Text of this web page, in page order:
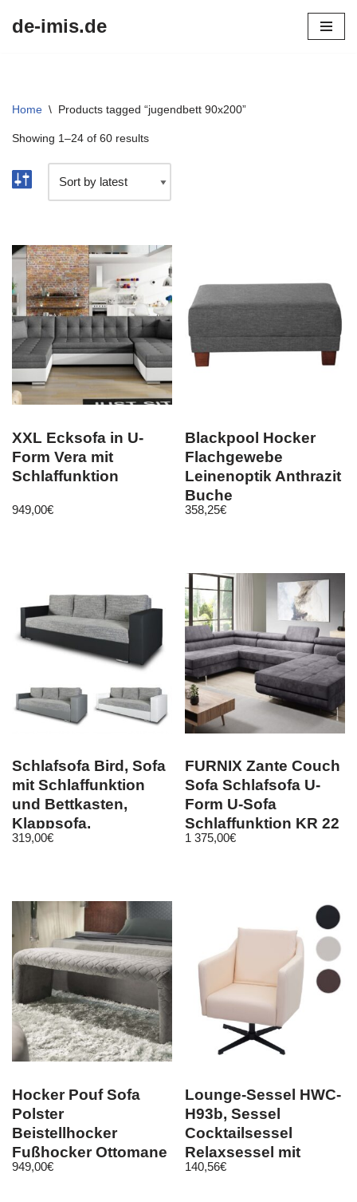
de-imis.de
Home \ Products tagged “jugendbett 90x200”
Showing 1–24 of 60 results
XXL Ecksofa in U-
Form Vera mit
Schlaffunktion
949,00€
Blackpool Hocker
Flachgewebe
Leinenoptik Anthrazit
Buche
Nussbaumfarben
358,25€
Schlafsofa Bird, Sofa
mit Schlaffunktion
und Bettkasten,
Klappsofa,
Schlafcouch, Bett
319,00€
FURNIX Zante Couch
Sofa Schlafsofa U-
Form U-Sofa
Schlaffunktion KR 22
1 375,00€
Hocker Pouf Sofa
Polster
Beistellhocker
Fußhocker Ottomane
Möbelhocker Stoff
949,00€
Lounge-Sessel HWC-
H93b, Sessel
Cocktailsessel
Relaxsessel mit
Fußkreuz, drehbar
140,56€